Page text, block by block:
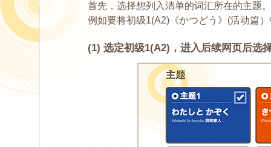
首先，选择想列入清单的词汇所在的主题
例如要将初级1(A2)《かつどう》(活动篇
(1) 选定初级1(A2)，进入后续网页后选